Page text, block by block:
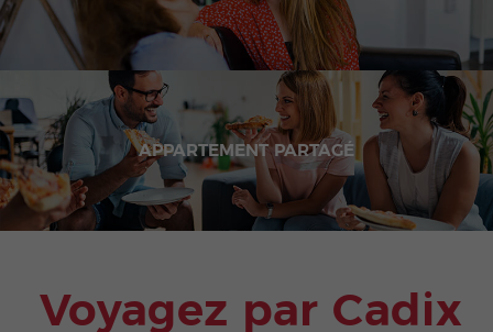
APPARTEMENT PARTAGÉ
Voyagez par Cadix